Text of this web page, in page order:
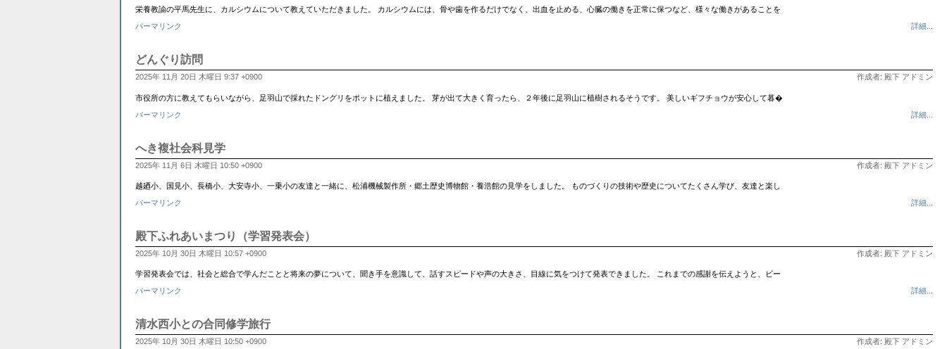
栄養教諭の平馬先生に、カルシウムについて教えていただきました。 カルシウムには、骨や歯を作るだけでなく、出血を止める、心臓の働きを正常に保つなど、様々な働きがあることを
パーマリンク
詳細...
どんぐり訪問
2025年 11月 20日 木曜日 9:37 +0900 作成者: 殿下 アドミン
市役所の方に教えてもらいながら、足羽山で採れたドングリをポットに植えました。 芽が出て大きく育ったら、２年後に足羽山に植樹されるそうです。 美しいギフチョウが安心して暮�
パーマリンク
詳細...
へき複社会科見学
2025年 11月 6日 木曜日 10:50 +0900 作成者: 殿下 アドミン
越廼小、国見小、長橋小、大安寺小、一乗小の友達と一緒に、松浦機械製作所・郷土歴史博物館・養浩館の見学をしました。 ものづくりの技術や歴史についてたくさん学び、友達と楽し
パーマリンク
詳細...
殿下ふれあいまつり（学習発表会）
2025年 10月 30日 木曜日 10:57 +0900 作成者: 殿下 アドミン
学習発表会では、社会と総合で学んだことと将来の夢について、聞き手を意識して、話すスピードや声の大きさ、目線に気をつけて発表できました。 これまでの感謝を伝えようと、ビー
パーマリンク
詳細...
清水西小との合同修学旅行
2025年 10月 30日 木曜日 10:50 +0900 作成者: 殿下 アドミン